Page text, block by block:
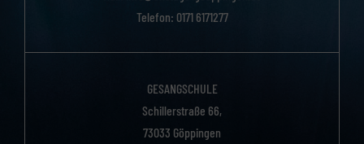
Telefon: ‭0171 6171277
GESANGSCHULE
Schillerstraße 66,
73033 Göppingen